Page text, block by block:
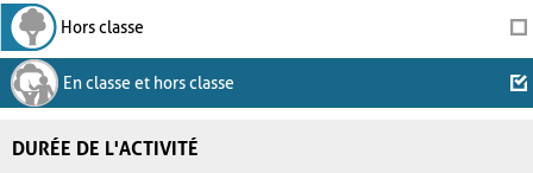
Hors classe
En classe et hors classe
DURÉE DE L'ACTIVITÉ